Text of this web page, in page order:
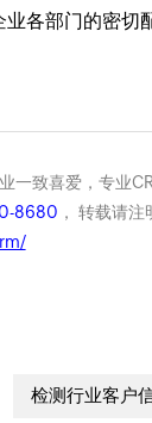
各部门的密切
一致喜爱，专业
8680 ， 转载请注
检测行业客户